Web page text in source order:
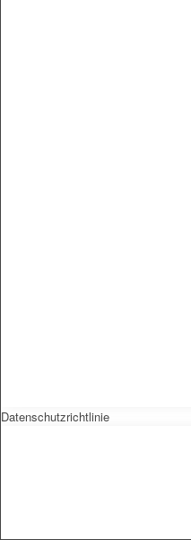
Datenschutzrichtlinie